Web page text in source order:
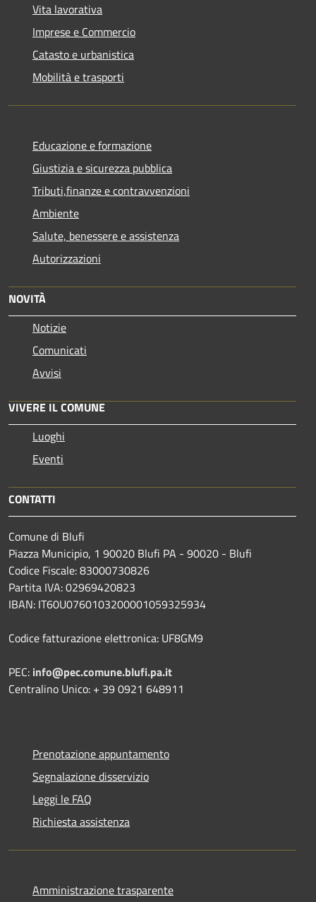
Vita lavorativa
Imprese e Commercio
Catasto e urbanistica
Mobilità e trasporti
Educazione e formazione
Giustizia e sicurezza pubblica
Tributi,finanze e contravvenzioni
Ambiente
Salute, benessere e assistenza
Autorizzazioni
NOVITÀ
Notizie
Comunicati
Avvisi
VIVERE IL COMUNE
Luoghi
Eventi
CONTATTI
Comune di Blufi
Piazza Municipio, 1 90020 Blufi PA - 90020 - Blufi
Codice Fiscale: 83000730826
Partita IVA: 02969420823
IBAN: IT60U0760103200001059325934
Codice fatturazione elettronica: UF8GM9
PEC: info@pec.comune.blufi.pa.it
Centralino Unico: + 39 0921 648911
Prenotazione appuntamento
Segnalazione disservizio
Leggi le FAQ
Richiesta assistenza
Amministrazione trasparente